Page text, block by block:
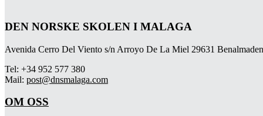
DEN NORSKE SKOLEN I MALAGA
Avenida Cerro Del Viento s/n Arroyo De La Miel 29631
Tel: +34 952 577 380
Mail: post@dnsmalaga.com
OM OSS